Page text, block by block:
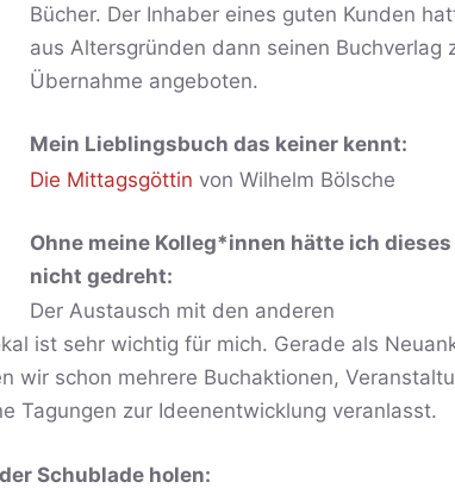
Bücher. Der Inhaber eines guten Kunden
aus Altersgründen dann seinen Buchverlag
Übernahme angeboten.
Mein Lieblingsbuch das keiner kennt:
Die Mittagsgöttin von Wilhelm Bölsche
Ohne meine Kolleg*innen hätte ich dieses
nicht gedreht:
Der Austausch mit den anderen
ist sehr wichtig für mich. Gerade als
wir schon mehrere Buchaktionen,
Tagungen zur Ideenentwicklung veranlasst.
Schublade holen: